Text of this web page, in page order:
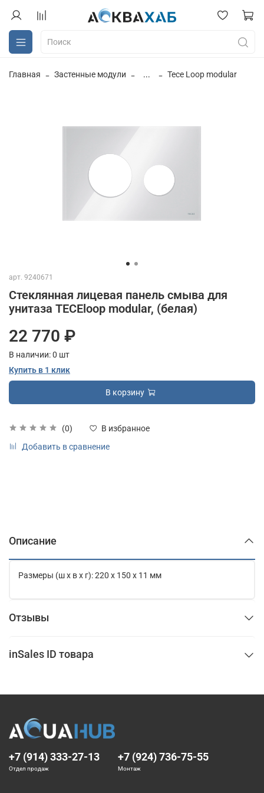
Главная Застенные модули ... Tece Loop modular
арт. 9240671
Стеклянная лицевая панель смыва для
унитаза TECEloop modular, (белая)
(0)
В избранное
Добавить в сравнение
22 770 ₽
В наличии:0 шт
Купить в 1 клик
В корзину
Описание
Размеры (ш x в x г): 220 x 150 x 11 мм
Отзывы
inSales ID товара
+7 (914) 333-27-13
Отдел продаж
+7 (924) 736-75-55
Монтаж